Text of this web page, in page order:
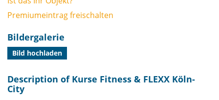
Premiumeintrag freischalten
Bildergalerie
Bild hochladen
Description of Kurse Fitness & FLEXX Köln-
City